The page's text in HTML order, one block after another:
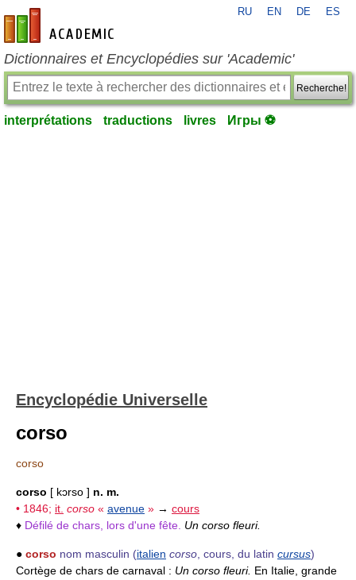
fr-academic.com
RU EN DE ES
Dictionnaires et Encyclopédies sur 'Academic'
Recherche!
interprétations traductions livres Игры ⚽
Encyclopédie Universelle
corso
corso
corso [ kɔrso ] n. m.
• 1846; it. corso « avenue » → cours
♦ Défilé de chars, lors d'une fête. Un corso fleuri.
● corso nom masculin (italien corso , cours, du latin cursus)
Cortège de chars de carnaval : Un corso fleuri. En Italie, grande